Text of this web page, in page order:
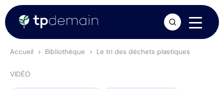
Accueil Bibliothèque Le tri des déchets plastiques
VIDÉO
arrow_forward